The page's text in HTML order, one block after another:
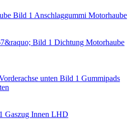
Anschlaggummi Motorhaube
Dichtung Motorhaube
Gummipads
Gaszug Innen LHD